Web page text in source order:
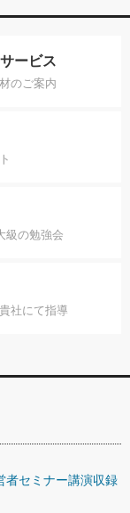
ービス
のご案内
級の勉強会
社にて指導
者セミナー講演収録